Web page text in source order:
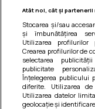
Atât noi, cât și
Stocarea și/sau
și îmbunătățirea
Utilizarea profilurilor
Crearea profilurilor de
selectarea
publicitate
Înțelegerea publicului
diferite. Utilizarea
Utilizarea datelor
geolocație și